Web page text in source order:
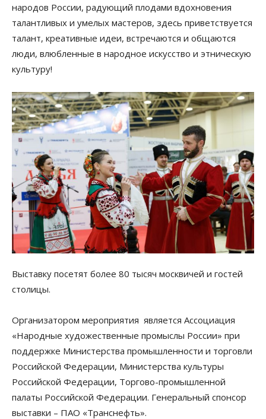
народов России, радующий плодами вдохновения
талантливых и умелых мастеров, здесь приветствуется
талант, креативные идеи, встречаются и общаются
люди, влюбленные в народное искусство и этническую
культуру!
Выставку посетят более 80 тысяч москвичей и гостей
столицы.
Организатором мероприятия является Ассоциация
«Народные художественные промыслы России» при
поддержке Министерства промышленности и торговли
Российской Федерации, Министерства культуры
Российской Федерации, Торгово-промышленной
палаты Российской Федерации. Генеральный спонсор
выставки – ПАО «Транснефть».